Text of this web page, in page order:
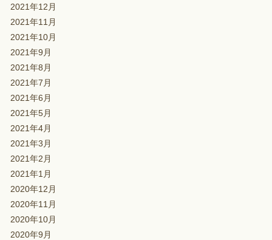
2021年12月
2021年11月
2021年10月
2021年9月
2021年8月
2021年7月
2021年6月
2021年5月
2021年4月
2021年3月
2021年2月
2021年1月
2020年12月
2020年11月
2020年10月
2020年9月